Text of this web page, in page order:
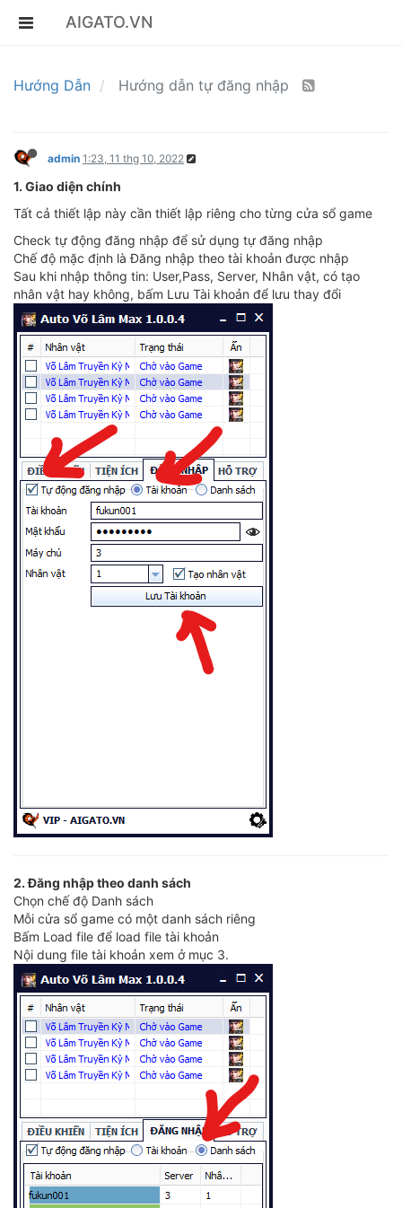
AIGATO.VN
Hướng Dẫn Hướng dẫn tự đăng nhập
admin 1:23, 11 thg 10, 2022
1. Giao diện chính
Tất cả thiết lập này cần thiết lập riêng cho từng cửa sổ game
Check tự động đăng nhập để sử dụng tự đăng nhập
Chế độ mặc định là Đăng nhập theo tài khoản được nhập
Sau khi nhập thông tin: User,Pass, Server, Nhân vật, có tạo
nhân vật hay không, bấm Lưu Tài khoản để lưu thay đổi
2. Đăng nhập theo danh sách
Chọn chế độ Danh sách
Mỗi cửa sổ game có một danh sách riêng
Bấm Load file để load file tài khoản
Nội dung file tài khoản xem ở mục 3.